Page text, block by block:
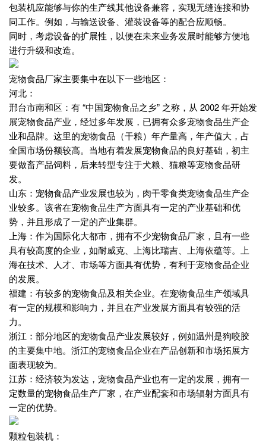
包装机应能够与你的生产线其他设备兼容，实现无缝连接和协
同工作。例如，与输送设备、灌装设备等的配合应顺畅。
同时，考虑设备的扩展性，以便在未来业务发展时能够方便地
进行升级和改造。
宠物食品厂家主要集中在以下一些地区：
河北：
邢台市南和区：有 “中国宠物食品之乡” 之称，从 2002 年开始发
展宠物食品产业，经过多年发展，已拥有众多宠物食品生产企
业和品牌。这里的宠物食品（干粮）年产量高，年产值大，占
全国市场份额较高。当地有着发展宠物食品的良好基础，初主
要做畜产品饲料，后来转型专注于犬粮、猫粮等宠物食品研
发。
山东：宠物食品产业发展也较为，肉干零食类宠物食品生产企
业较多。该省在宠物食品生产方面具有一定的产业基础和优
势，并且形成了一定的产业集群。
上海：作为国际化大都市，拥有不少宠物食品厂家，且有一些
具有较高度的企业，如耐威克、上海比瑞吉、上海依蕴等。上
海在技术、人才、市场等方面具有优势，有利于宠物食品企业
的发展。
福建：有较多的宠物食品及相关企业。在宠物食品生产领域具
有一定的规模和影响力，并且在产业发展方面具有较强的活
力。
浙江：部分地区的宠物食品产业发展较好，例如温州是狗咬胶
的主要集中地。浙江的宠物食品企业在产品创新和市场拓展方
面表现较为。
江苏：经济较为发达，宠物食品产业也有一定的发展，拥有一
定数量的宠物食品生产厂家，在产业配套和市场辐射方面具有
一定的优势。
颗粒包装机：